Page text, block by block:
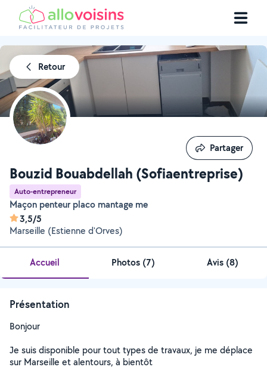
Retour
Bouzid Bouabdellah (Sofiaentreprise)
Auto-entrepreneur
Maçon penteur placo mantage me
3,5/5
Marseille (Estienne d'Orves)
Partager
Partager
Accueil Photos (7) Avis (8)
Présentation
Bonjour
Je suis disponible pour tout types de travaux, je me déplace
sur Marseille et alentours, à bientôt